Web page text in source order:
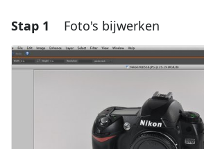
Stap 1 Foto's bijwerken